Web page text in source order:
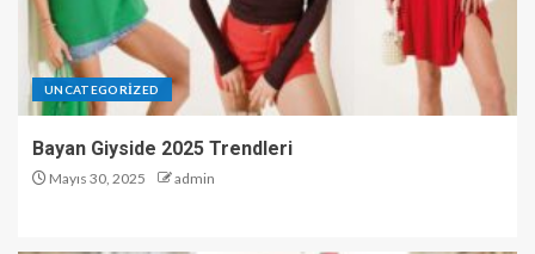
UNCATEGORIZED
Bayan Giyside 2025 Trendleri
Mayıs 30, 2025 admin